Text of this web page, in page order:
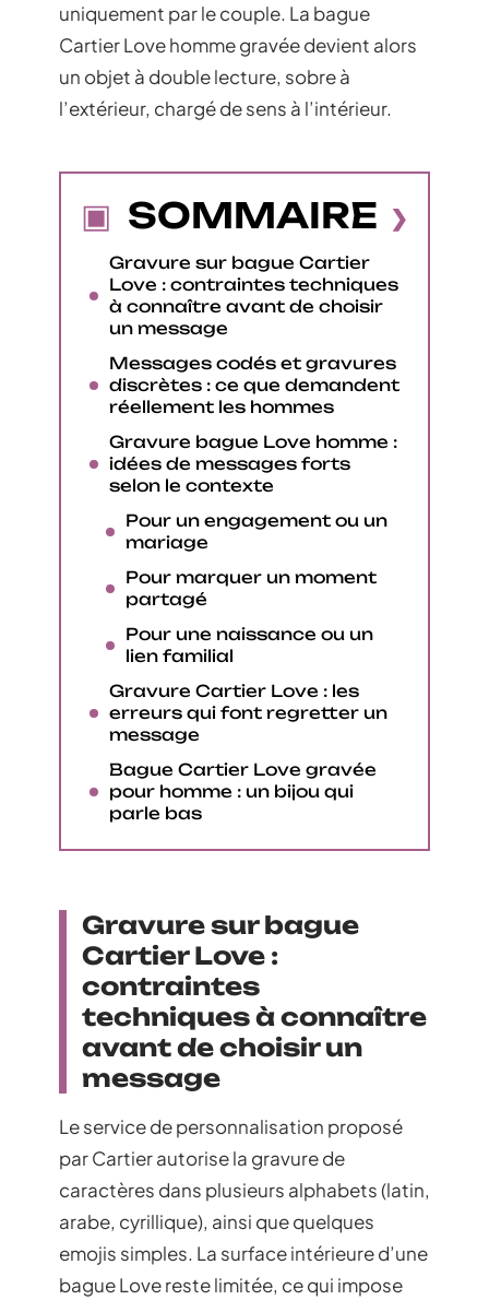
uniquement par le couple. La bague
Cartier Love homme gravée devient alors
un objet à double lecture, sobre à
l’extérieur, chargé de sens à l’intérieur.
SOMMAIRE
Gravure sur bague Cartier
Love : contraintes techniques
à connaître avant de choisir
un message
Messages codés et gravures
discrètes : ce que demandent
réellement les hommes
Gravure bague Love homme :
idées de messages forts
selon le contexte
Pour un engagement ou un
mariage
Pour marquer un moment
partagé
Pour une naissance ou un
lien familial
Gravure Cartier Love : les
erreurs qui font regretter un
message
Bague Cartier Love gravée
pour homme : un bijou qui
parle bas
Gravure sur bague
Cartier Love :
contraintes
techniques à connaître
avant de choisir un
message
Le service de personnalisation proposé
par Cartier autorise la gravure de
caractères dans plusieurs alphabets (latin,
arabe, cyrillique), ainsi que quelques
emojis simples. La surface intérieure d’une
bague Love reste limitée, ce qui impose